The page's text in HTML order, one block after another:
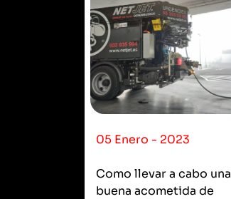
05 Enero - 2023
Como llevar a cabo una
buena acometida de